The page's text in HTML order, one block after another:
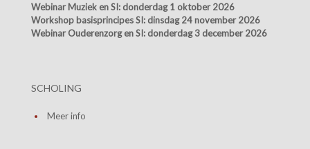
Webinar Muziek en SI: donderdag 1 oktober 2026
Workshop basisprincipes SI: dinsdag 24 november 2026
Webinar Ouderenzorg en SI: donderdag 3 december 2026
SCHOLING
Meer info